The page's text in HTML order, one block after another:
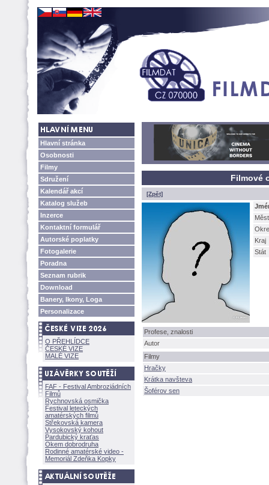
Hlavní stránka
Osobnosti
Filmy
Sdružení
Kalendář akcí
Katalog služeb
Inzerce
Kontaktní formulář
Autorské poplatky
Fotogalerie
Poradna
Seznam rubrik
Download
Banery, Ikony, Loga
Personalizace
O PŘEHLÍDCE
ČESKÉ VIZE
MALÉ VIZE
FAF - Festival Ambroziádních
Filmů
Rychnovská osmička
Festival leteckých
amatérských filmů
Střekovská kamera
Vysokovský kohout
Pardubický kraťas
Okem dobrodruha
Rodinné amatérské video -
Memoriál Zdeňka Kopky
Filmové
[Zpět]
Kraj
Stát
Profese, znalosti
Autor
Filmy
Hračky
Krátka navšteva
oférov sen